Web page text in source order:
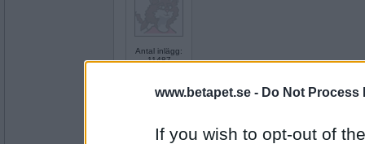
www.betapet.se - Do Not Process
If you wish to opt-out of
Antal inlägg:
11487